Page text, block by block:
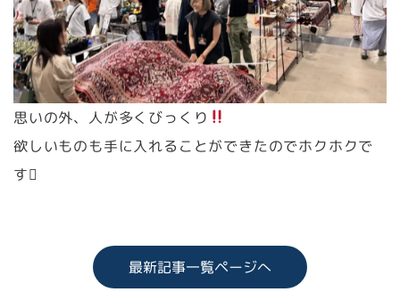
思いの外、人が多くびっくり
欲しいものも手に入れることができたのでホクホクで
す
最新記事一覧ページへ